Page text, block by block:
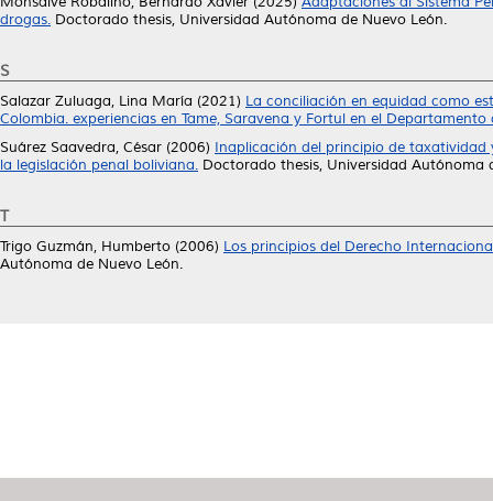
drogas. Doctorado thesis, Universidad Autónoma de Nuevo León.
S
Salazar Zuluaga, Lina María (2021) La conciliación en equidad como
Colombia. experiencias en Tame, Saravena y Fortul en el
Suárez Saavedra, César (2006) Inaplicación del principio de taxatividad
la legislación penal boliviana. Doctorado thesis, Universidad Autónoma
T
Trigo Guzmán, Humberto (2006) Los principios del Derecho
Autónoma de Nuevo León.